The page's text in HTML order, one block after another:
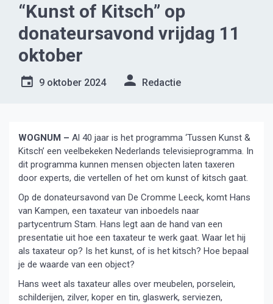
“Kunst of Kitsch” op
donateursavond vrijdag 11
oktober
9 oktober 2024 Redactie
WOGNUM – Al 40 jaar is het programma ‘Tussen Kunst &
Kitsch’ een veelbekeken Nederlands televisieprogramma. In
dit programma kunnen mensen objecten laten taxeren
door experts, die vertellen of het om kunst of kitsch gaat.
Op de donateursavond van De Cromme Leeck, komt Hans
van Kampen, een taxateur van inboedels naar
partycentrum Stam. Hans legt aan de hand van een
presentatie uit hoe een taxateur te werk gaat. Waar let hij
als taxateur op? Is het kunst, of is het kitsch? Hoe bepaal
je de waarde van een object?
Hans weet als taxateur alles over meubelen, porselein,
schilderijen, zilver, koper en tin, glaswerk, serviezen,